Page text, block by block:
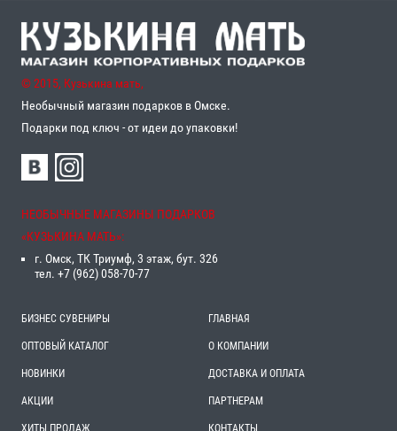
© 2015, Кузькина мать,
Необычный магазин подарков в Омске.
Подарки под ключ - от идеи до упаковки!
НЕОБЫЧНЫЕ МАГАЗИНЫ ПОДАРКОВ
«‎КУЗЬКИНА МАТЬ»‎:
г. Омск, ТК Триумф, 3 этаж, бут. 326
тел. +7 (962) 058-70-77
БИЗНЕС СУВЕНИРЫ
ОПТОВЫЙ КАТАЛОГ
НОВИНКИ
АКЦИИ
ХИТЫ ПРОДАЖ
ГЛАВНАЯ
О КОМПАНИИ
ДОСТАВКА И ОПЛАТА
ПАРТНЕРАМ
КОНТАКТЫ